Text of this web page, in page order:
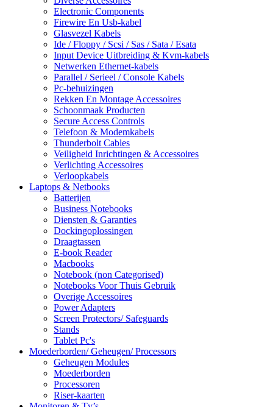
Electronic Components
Firewire En Usb-kabel
Glasvezel Kabels
Ide / Floppy / Scsi / Sas / Sata / Esata
Input Device Uitbreiding & Kvm-kabels
Netwerken Ethernet-kabels
Parallel / Serieel / Console Kabels
Pc-behuizingen
Rekken En Montage Accessoires
Schoonmaak Producten
Secure Access Controls
Telefoon & Modemkabels
Thunderbolt Cables
Veiligheid Inrichtingen & Accessoires
Verlichting Accessoires
Verloopkabels
Laptops & Netbooks
Batterijen
Business Notebooks
Diensten & Garanties
Dockingoplossingen
Draagtassen
E-book Reader
Macbooks
Notebook (non Categorised)
Notebooks Voor Thuis Gebruik
Overige Accessoires
Power Adapters
Screen Protectors/ Safeguards
Stands
Tablet Pc's
Moederborden/ Geheugen/ Processors
Geheugen Modules
Moederborden
Processoren
Riser-kaarten